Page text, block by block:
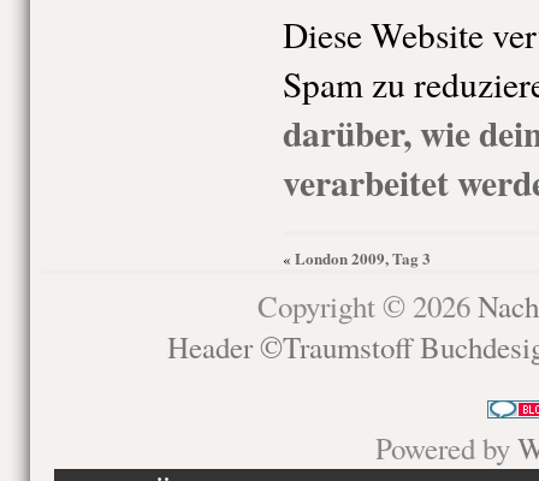
Diese Website
Spam zu
darüber, wie
verarbeitet
« London 2009, Tag 3
Copyright © 2026
Header ©Traumstoff
Powered by